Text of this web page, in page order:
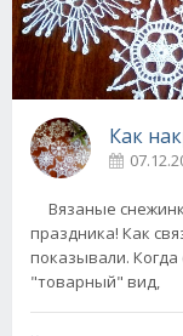
Как
Вязаные
праздника! Как
показывали.
"товарный" вид,